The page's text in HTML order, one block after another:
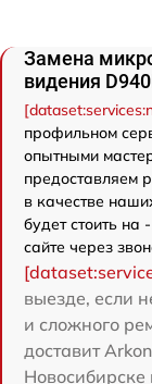
Замена
видения
профильном
опытными
предоставляем
в качестве
будет стоить
сайте через
выезде, если
и сложного
доставит
Новосибирске